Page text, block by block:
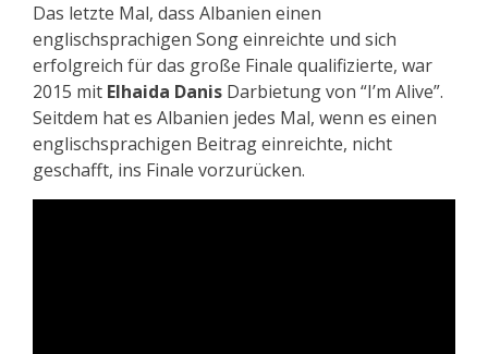
Das letzte Mal, dass Albanien einen
englischsprachigen Song einreichte und sich
erfolgreich für das große Finale qualifizierte, war
2015 mit Elhaida Danis Darbietung von “I’m Alive”.
Seitdem hat es Albanien jedes Mal, wenn es einen
englischsprachigen Beitrag einreichte, nicht
geschafft, ins Finale vorzurücken.